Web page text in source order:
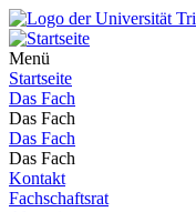
Menü
Startseite
Das Fach
Das Fach
Das Fach
Das Fach
Kontakt
Fachschaftsrat